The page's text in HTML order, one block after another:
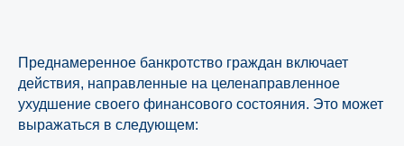
Преднамеренное банкротство граждан включает
действия, направленные на целенаправленное
ухудшение своего финансового состояния. Это может
выражаться в следующем: